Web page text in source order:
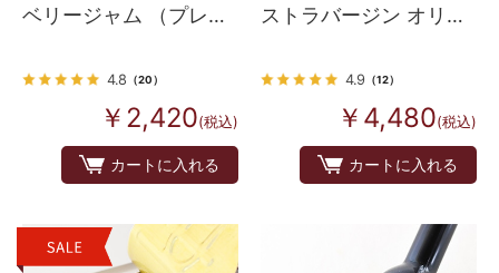
ベリージャム （プレザ
4.8 （20）
￥2,420(税込)
カートに入れる
ストラバージン オリー
リア
4.9 （12）
￥4,480(税込)
カートに入れる